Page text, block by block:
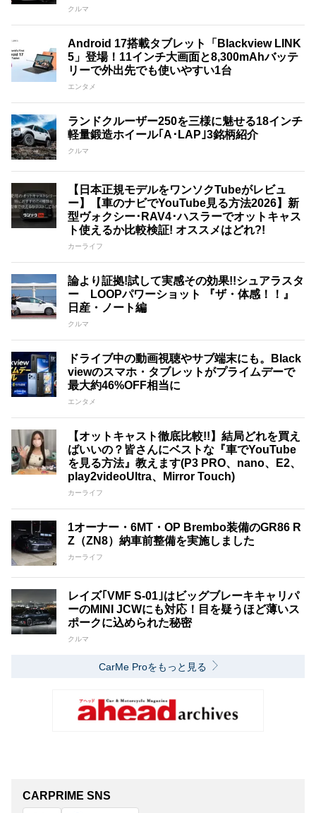
クルマ
Android 17搭載タブレット「Blackview LINK
5」登場！11インチ大画面と8,300mAhバッテ
リーで外出先でも使いやすい1台
エンタメ
ランドクルーザー250を三様に魅せる18インチ
軽量鍛造ホイール｢A･LAP｣3銘柄紹介
クルマ
【日本正規モデルをワンソクTubeがレビュ
ー】【車のナビでYouTube見る方法2026】新
型ヴォクシー･RAV4･ハスラーでオットキャス
ト使えるか比較検証! オススメはどれ?!
カーライフ
論より証拠!試して実感その効果!!シュアラスタ
ー LOOPパワーショット 『ザ・体感！！』
日産・ノート編
クルマ
ドライブ中の動画視聴やサブ端末にも。Black
viewのスマホ・タブレットがプライムデーで
最大約46%OFF相当に
エンタメ
【オットキャスト徹底比較!!】結局どれを買え
ばいいの？皆さんにベストな『車でYouTube
を見る方法』教えます(P3 PRO、nano、E2、
play2videoUltra、Mirror Touch)
カーライフ
1オーナー・6MT・OP Brembo装備のGR86 R
Z（ZN8）納車前整備を実施しました
カーライフ
レイズ｢VMF S-01｣はビッグブレーキキャリパ
ーのMINI JCWにも対応！目を疑うほど薄いス
ポークに込められた秘密
クルマ
CarMe Proをもっと見る
CARPRIME SNS